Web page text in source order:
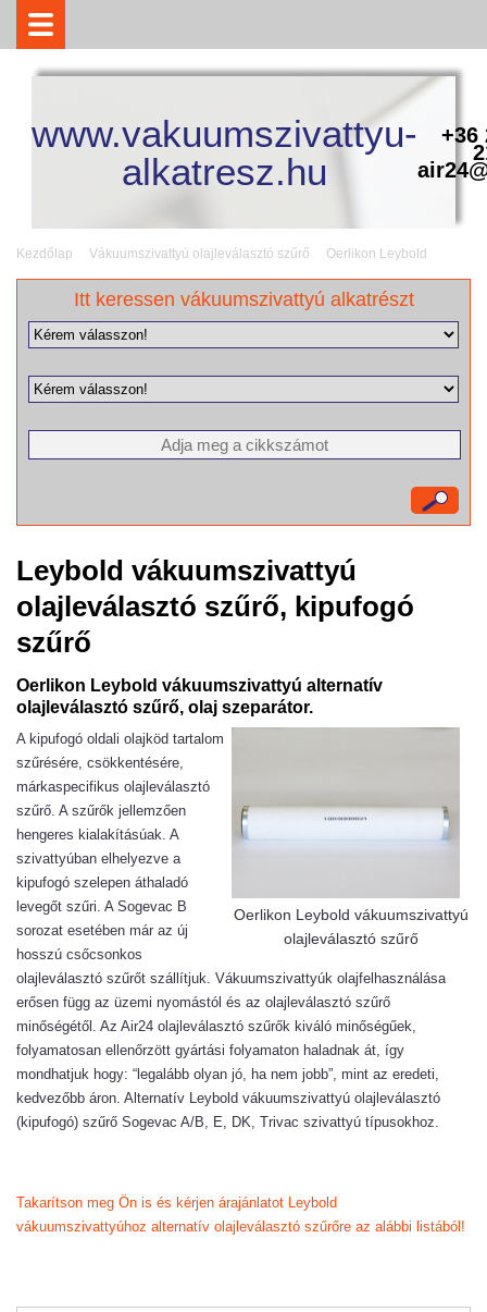
www.vakuumszivattyu-
alkatresz.hu
+36
Kezdőlap Vákuumszivattyú olajleválasztó szűrő Oerlikon Leybold
Itt keressen vákuumszivattyú alkatrészt
Leybold vákuumszivattyú
olajleválasztó szűrő, kipufogó
szűrő
Oerlikon Leybold vákuumszivattyú alternatív
olajleválasztó szűrő, olaj szeparátor.
Oerlikon Leybold vákuumszivattyú
olajleválasztó szűrő
A kipufogó oldali olajköd tartalom
szűrésére, csökkentésére,
márkaspecifikus olajleválasztó
szűrő. A szűrők jellemzően
hengeres kialakításúak. A
szivattyúban elhelyezve a
kipufogó szelepen áthaladó
levegőt szűri. A Sogevac B
sorozat esetében már az új
hosszú csőcsonkos
olajleválasztó szűrőt szállítjuk. Vákuumszivattyúk olajfelhasználása
erősen függ az üzemi nyomástól és az olajleválasztó szűrő
minőségétől. Az Air24 olajleválasztó szűrők kiváló minőségűek,
folyamatosan ellenőrzött gyártási folyamaton haladnak át, így
mondhatjuk hogy: “legalább olyan jó, ha nem jobb”, mint az eredeti,
kedvezőbb áron. Alternatív Leybold vákuumszivattyú olajleválasztó
(kipufogó) szűrő Sogevac A/B, E, DK, Trivac szivattyú típusokhoz.
Takarítson meg Ön is és kérjen árajánlatot Leybold
vákuumszivattyúhoz alternatív olajleválasztó szűrőre az alábbi listából!